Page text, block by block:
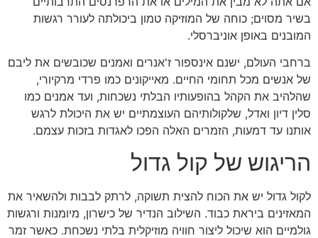
בשיר מסוים; כוחה של המוזיקה טמון ביכולתה לעורר רגשות
המובנים באופן אוניברסלי.
ברחבי העולם, ישנם אינספור ז'אנרים ואמנים שכובשים את ליבם
של אנשים מכל תחומי החיים. מאייקונים כמו פרדי מרקיורי,
שהלהיב את הקהל בהופעותיו הבלתי נשכחות, ועד אמנים כמו
סלין דיון ואדל, שלקולותיהם העוצמתיים יש את היכולת לרגש
אותנו עד דמעות, הזמרים האלה הפכו לאגדות בזכות עצמם.
הריגוש של קול גדול
לקול גדול יש את הכוח להצית תשוקה, לרתק לבבות ולהשאיר את
המאזינים ביראת כבוד. השילוב הנדיר של כישרון, מיומנות ורגשות
גולמיים הוא שיכול ליצור חוויה מוזיקלית בלתי נשכחת. כאשר זמר